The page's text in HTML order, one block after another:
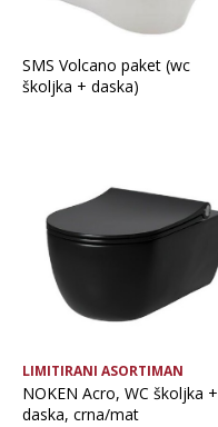
SMS Volcano paket (wc
školjka + daska)
LIMITIRANI ASORTIMAN
NOKEN Acro, WC školjka +
daska, crna/mat